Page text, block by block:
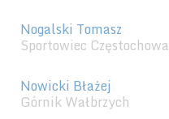
Nogalski Tomasz
Sportowiec Częstochowa
Nowicki Błażej
Górnik Wałbrzych